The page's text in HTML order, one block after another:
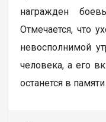
награжден
Отмечается, что
невосполнимой
человека, а его
останется в